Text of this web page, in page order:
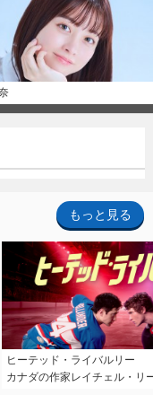
もっと見る
ヒーテッド・ライバルリー
カナダの作家レイチェル・リ